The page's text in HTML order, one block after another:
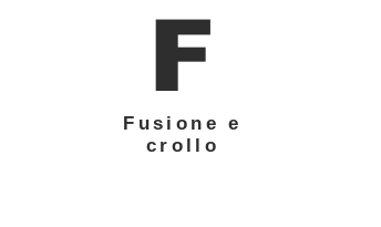
F
Fusione e
crollo